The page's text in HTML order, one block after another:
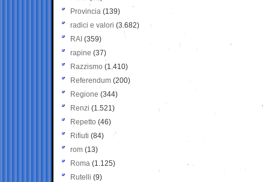
Provincia (139)
radici e valori (3.682)
RAI (359)
rapine (37)
Razzismo (1.410)
Referendum (200)
Regione (344)
Renzi (1.521)
Repetto (46)
Rifiuti (84)
rom (13)
Roma (1.125)
Rutelli (9)